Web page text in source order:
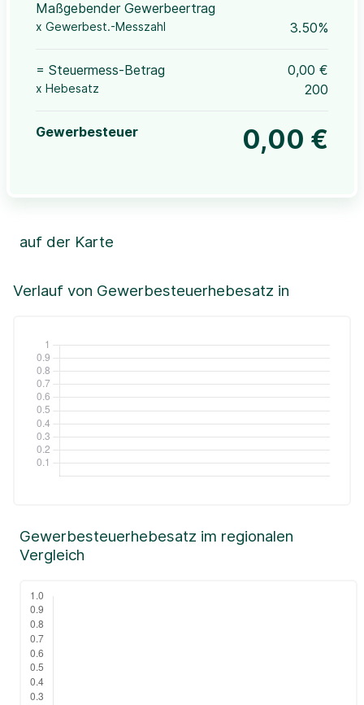
Maßgebender Gewerbeertrag
x Gewerbest.-Messzahl 3.50%
= Steuermess-Betrag 0,00 €
x Hebesatz 200
Gewerbesteuer 0,00 €
Verlauf von Gewerbesteuerhebesatz in
auf der Karte
+
Leaflet|©OpenStreetMap, ©CartoDB,
Gewerbesteuerhebesatz im regionalen
Vergleich